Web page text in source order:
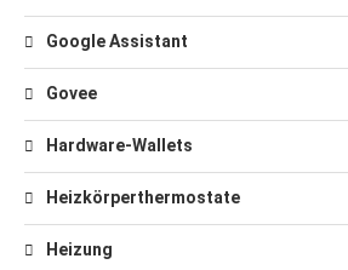
Google Assistant
Govee
Hardware-Wallets
Heizkörperthermostate
Heizung